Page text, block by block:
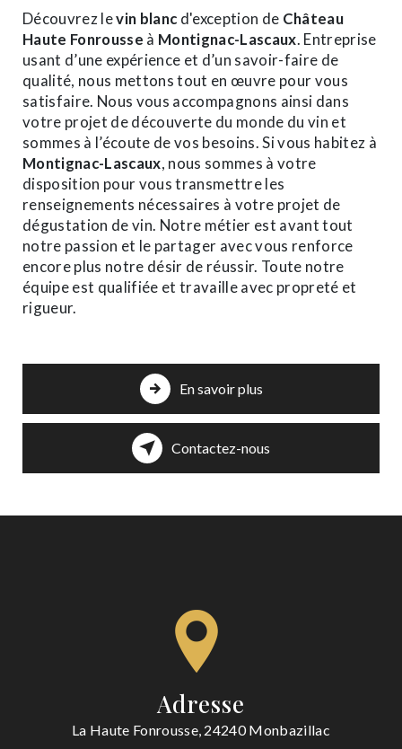
Découvrez levin blanc d'exception de Château
Haute Fonrousse à Montignac-Lascaux. Entreprise
usant d’une expérience et d’un savoir-faire de
qualité, nous mettons tout en œuvre pour vous
satisfaire. Nous vous accompagnons ainsi dans
votre projet de découverte du monde du vin et
sommes à l’écoute de vos besoins. Si vous habitez à
Montignac-Lascaux, nous sommes à votre
disposition pour vous transmettre les
renseignements nécessaires à votre projet de
dégustation de vin. Notre métier est avant tout
notre passion et le partager avec vous renforce
encore plus notre désir de réussir. Toute notre
équipe est qualifiée et travaille avec propreté et
rigueur.
En savoir plus
Contactez-nous
Adresse
La Haute Fonrousse, 24240 Monbazillac